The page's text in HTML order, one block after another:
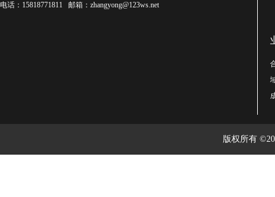
电话：15818771811 邮箱：zhangyong@123ws.net
版权所有